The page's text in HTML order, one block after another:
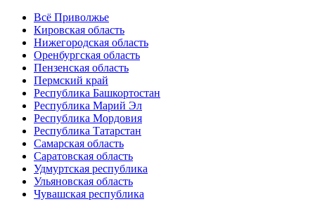
Всё Приволжье
Кировская область
Нижегородская область
Оренбургская область
Пензенская область
Пермский край
Республика Башкортостан
Республика Марий Эл
Республика Мордовия
Республика Татарстан
Самарская область
Саратовская область
Удмуртская республика
Ульяновская область
Чувашская республика